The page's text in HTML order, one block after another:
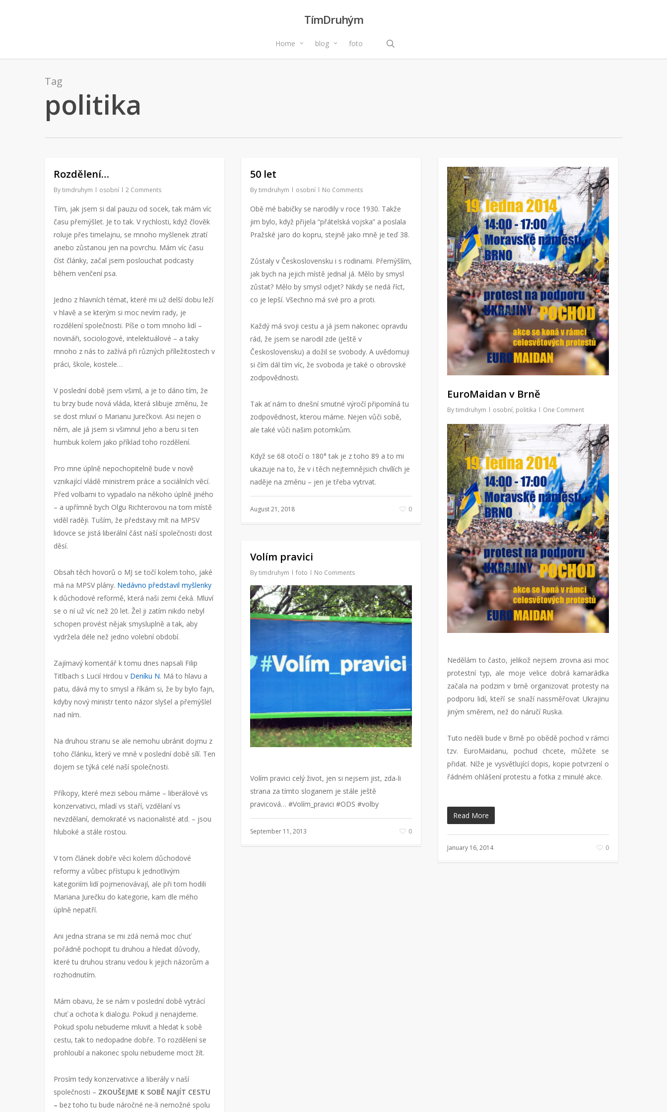
TímDruhým
Home blog foto
Tag
politika
Rozdělení…
Bytimdruhym osobní 2 Comments
Tím, jak jsem si dal pauzu od socek, tak mám víc
času přemýšlet. Je to tak. V rychlosti, když člověk
roluje přes timelajnu, se mnoho myšlenek ztratí
anebo zůstanou jen na povrchu. Mám víc času
číst články, začal jsem poslouchat podcasty
během venčení psa.
Jedno z hlavních témat, které mi už delší dobu leží
v hlavě a se kterým si moc nevím rady, je
rozdělení společnosti. Píše o tom mnoho lidí –
novináři, sociologové, intelektuálové – a taky
mnoho z nás to zažívá při různých příležitostech v
práci, škole, kostele…
V poslední době jsem všiml, a je to dáno tím, že
tu brzy bude nová vláda, která slibuje změnu, že
se dost mluví o Marianu Jurečkovi. Asi nejen o
něm, ale já jsem si všimnul jeho a beru si ten
humbuk kolem jako příklad toho rozdělení.
Pro mne úplně nepochopitelně bude v nově
vznikající vládě ministrem práce a sociálních věcí.
Před volbami to vypadalo na někoho úplně jiného
– a upřímně bych Olgu Richterovou na tom místě
viděl raději. Tuším, že představy mít na MPSV
lidovce se jistá liberální část naší společnosti dost
děsí.
Obsah těch hovorů o MJ se točí kolem toho, jaké
má na MPSV plány. Nedávno představil myšlenky
k důchodové reformě, která naši zemi čeká. Mluví
se o ní už víc než 20 let. Žel ji zatím nikdo nebyl
schopen provést nějak smysluplně a tak, aby
vydržela déle než jedno volební období.
Zajímavý komentář k tomu dnes napsali Filip
Titlbach s Lucií Hrdou v Deníku N. Má to hlavu a
patu, dává my to smysl a říkám si, že by bylo fajn,
kdyby nový ministr tento názor slyšel a přemýšlel
nad ním.
Na druhou stranu se ale nemohu ubránit dojmu z
toho článku, který ve mně v poslední době sílí. Ten
dojem se týká celé naší společnosti.
Příkopy, které mezi sebou máme – liberálové vs
konzervativci, mladí vs staří, vzdělaní vs
nevzdělaní, demokraté vs nacionalisté atd. – jsou
hluboké a stále rostou.
V tom článek dobře věci kolem důchodové
reformy a vůbec přístupu k jednotlivým
kategoriím lidí pojmenovávají, ale při tom hodili
Mariana Jurečku do kategorie, kam dle mého
úplně nepatří.
Ani jedna strana se mi zdá nemá moc chuť
pořádně pochopit tu druhou a hledat důvody,
které tu druhou stranu vedou k jejich názorům a
rozhodnutím.
Mám obavu, že se nám v poslední době vytrácí
chuť a ochota k dialogu. Pokud ji nenajdeme.
Pokud spolu nebudeme mluvit a hledat k sobě
cestu, tak to nedopadne dobře. To rozdělení se
prohloubí a nakonec spolu nebudeme moct žít.
Prosím tedy konzervativce a liberály v naší
společnosti – ZKOUŠEJME K SOBĚ NAJÍT CESTU
– bez toho tu bude náročné ne-li nemožné spolu
50 let
Bytimdruhym osobní No Comments
Obě mé babičky se narodily v roce 1930. Takže
jim bylo, když přijela “přátelská vojska” a poslala
Pražské jaro do kopru, stejně jako mně je teď 38.
Zůstaly v Československu i s rodinami. Přemýšlím,
jak bych na jejich místě jednal já. Mělo by smysl
zůstat? Mělo by smysl odjet? Nikdy se nedá říct,
co je lepší. Všechno má své pro a proti.
Každý má svoji cestu a já jsem nakonec opravdu
rád, že jsem se narodil zde (ještě v
Československu) a dožil se svobody. A uvědomuji
si čím dál tím víc, že svoboda je také o obrovské
zodpovědnosti.
Tak ať nám to dnešní smutné výročí připomíná tu
zodpovědnost, kterou máme. Nejen vůči sobě,
ale také vůči našim potomkům.
Když se 68 otočí o 180° tak je z toho 89 a to mi
ukazuje na to, že v i těch nejtemnějsich chvílích je
naděje na změnu – jen je třeba vytrvat.
August 21, 2018 0
EuroMaidan v Brně
Bytimdruhym osobní, politika One Comment
Nedělám to často, jelikož nejsem zrovna asi moc
protestní typ, ale moje velice dobrá kamarádka
začala na podzim v brně organizovat protesty na
podporu lidí, kteří se snaží nassměřovat Ukrajinu
jiným směrem, než do náručí Ruska.
Tuto neděli bude v Brně po obědě pochod v rámci
tzv. EuroMaidanu, pochud chcete, můžete se
přidat. Níže je vysvětlující dopis, kopie potvrzení o
řádném ohlášení protestu a fotka z minulé akce.
Read More
January 16, 2014 0
Volím pravici
Bytimdruhym foto No Comments
Volím pravici celý život, jen si nejsem jist, zda-li
strana za tímto sloganem je stále ještě
pravicová… #Volím_pravici #ODS #volby
September 11, 2013 0